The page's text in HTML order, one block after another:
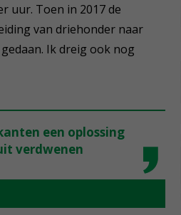
uur. Toen in 2017 de
van driehonder naar
Ik dreig ook nog
een oplossing
verdwenen